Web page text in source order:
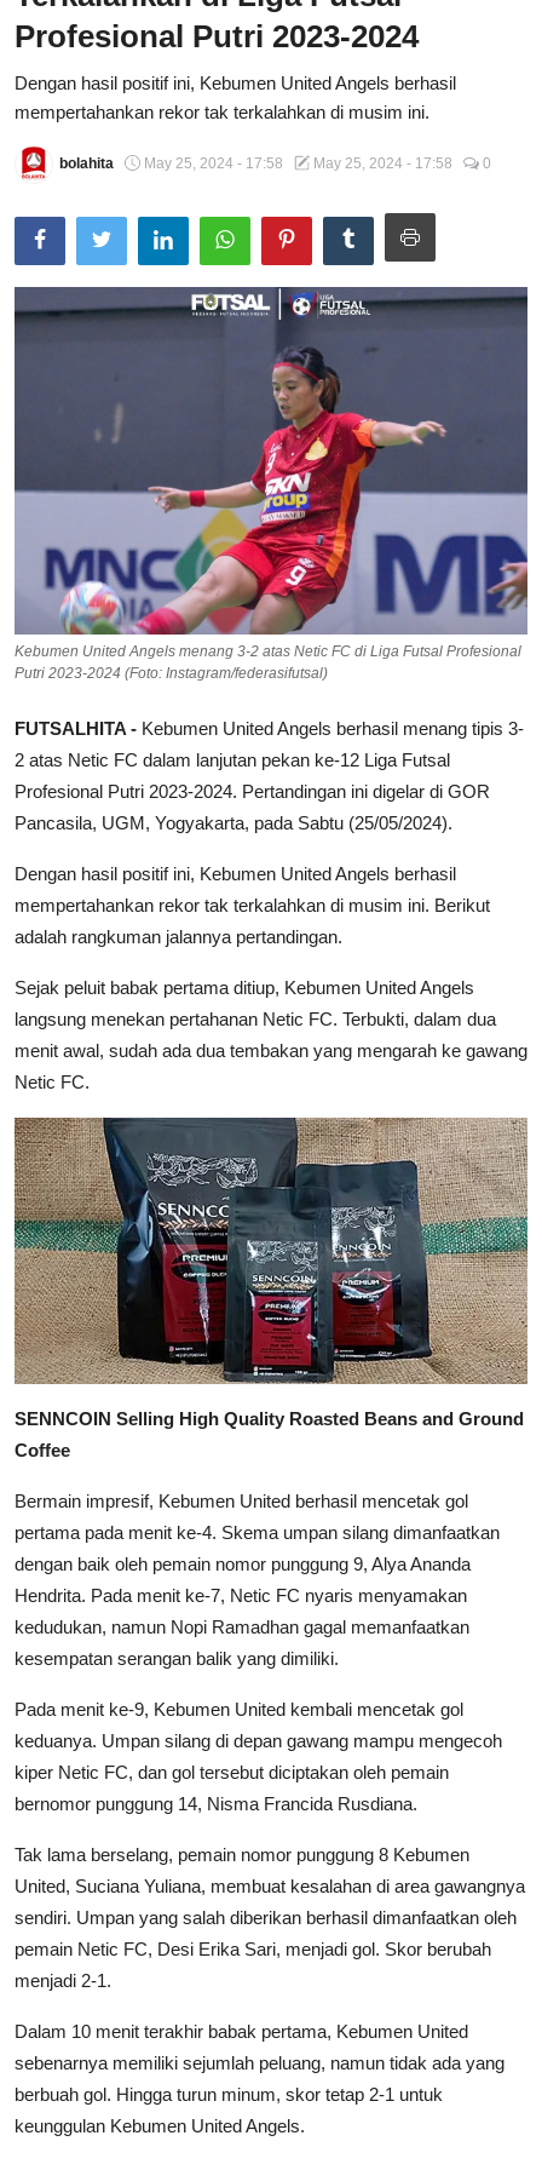
Total Sports
Contact
Pedoman Media Siber
Profesional Putri 2023-2024
Dengan hasil positif ini, Kebumen United Angels berhasil
mempertahankan rekor tak terkalahkan di musim ini.
bolahita May 25, 2024 - 17:58 May 25, 2024 - 17:58 0
Kebumen United Angels menang 3-2 atas Netic FC di Liga Futsal Profesional
Putri 2023-2024 (Foto: Instagram/federasifutsal)
FUTSALHITA - Kebumen United Angels berhasil menang tipis 3-
2 atas Netic FC dalam lanjutan pekan ke-12 Liga Futsal
Profesional Putri 2023-2024. Pertandingan ini digelar di GOR
Pancasila, UGM, Yogyakarta, pada Sabtu (25/05/2024).
Dengan hasil positif ini, Kebumen United Angels berhasil
mempertahankan rekor tak terkalahkan di musim ini. Berikut
adalah rangkuman jalannya pertandingan.
Sejak peluit babak pertama ditiup, Kebumen United Angels
langsung menekan pertahanan Netic FC. Terbukti, dalam dua
menit awal, sudah ada dua tembakan yang mengarah ke gawang
Netic FC.
SENNCOIN Selling High Quality Roasted Beans and Ground
Coffee
Bermain impresif, Kebumen United berhasil mencetak gol
pertama pada menit ke-4. Skema umpan silang dimanfaatkan
dengan baik oleh pemain nomor punggung 9, Alya Ananda
Hendrita. Pada menit ke-7, Netic FC nyaris menyamakan
kedudukan, namun Nopi Ramadhan gagal memanfaatkan
kesempatan serangan balik yang dimiliki.
Pada menit ke-9, Kebumen United kembali mencetak gol
keduanya. Umpan silang di depan gawang mampu mengecoh
kiper Netic FC, dan gol tersebut diciptakan oleh pemain
bernomor punggung 14, Nisma Francida Rusdiana.
Tak lama berselang, pemain nomor punggung 8 Kebumen
United, Suciana Yuliana, membuat kesalahan di area gawangnya
sendiri. Umpan yang salah diberikan berhasil dimanfaatkan oleh
pemain Netic FC, Desi Erika Sari, menjadi gol. Skor berubah
menjadi 2-1.
Dalam 10 menit terakhir babak pertama, Kebumen United
sebenarnya memiliki sejumlah peluang, namun tidak ada yang
berbuah gol. Hingga turun minum, skor tetap 2-1 untuk
keunggulan Kebumen United Angels.